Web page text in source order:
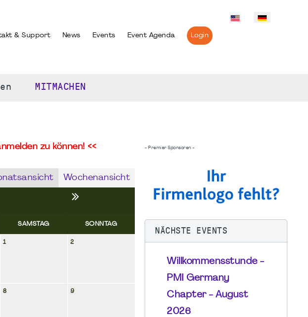
& Support News Events Event Agenda Login
MITMACHEN
zu können! <<
Wochenansicht
SAMSTAG SONNTAG
1 2
8 9
- Premier Sponsoren -
NÄCHSTE EVENTS
Willkommensstunde -
PMI Germany
Chapter - August
2026